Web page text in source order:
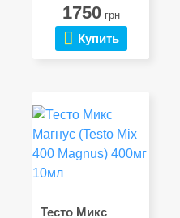
1750грн
Купить
Тесто Микс